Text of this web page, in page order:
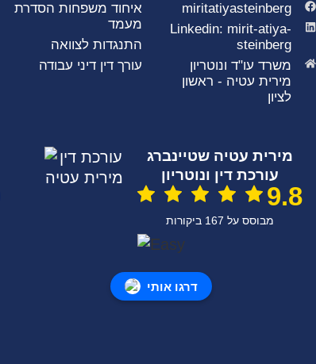
miritatiyasteinberg
Linkedin: mirit-atiya-
steinberg
משרד עו"ד ונוטריון
מירית עטיה - ראשון
לציון
איחוד משפחות הסדרת
מעמד
התנגדות לצוואה
עורך דין דיני עבודה
מירית עטיה שטיינברג
עורכת דין ונוטריון
9.8
מבוסס על 167 ביקורות
דרגו אותי